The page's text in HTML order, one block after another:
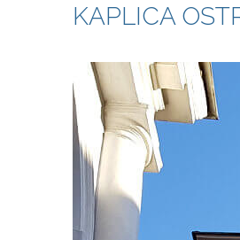
KAPLICA